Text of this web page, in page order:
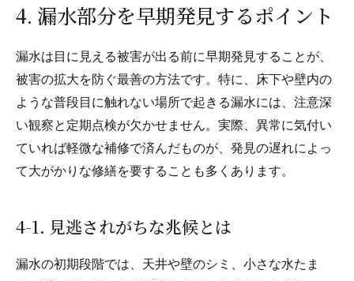
4. 漏水部分を早期発見するポイント
漏水は目に見える被害が出る前に早期発見することが、
被害の拡大を防ぐ最善の方法です。特に、床下や壁内の
ような普段目に触れない場所で起きる漏水には、注意深
い観察と定期点検が欠かせません。実際、異常に気付い
ていれば軽微な補修で済んだものが、発見の遅れによっ
て大がかりな修繕を要することも多くあります。
4-1. 見逃されがちな兆候とは
漏水の初期段階では、天井や壁のシミ、小さな水たま